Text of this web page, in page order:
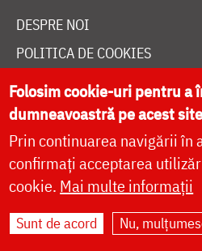
DESPRE NOI
POLITICA DE COOKIES
DONEAZĂ ONLINE PENTRU
LIVE
Site dezvoltat de
Arhiepiscopia Iașilor
Folosim cookie-uri pentru
dumneavoastră pe acest
Prin continuarea navigării în
confirmați acceptarea
cookie. Mai multe informații
Sunt de acord Nu,